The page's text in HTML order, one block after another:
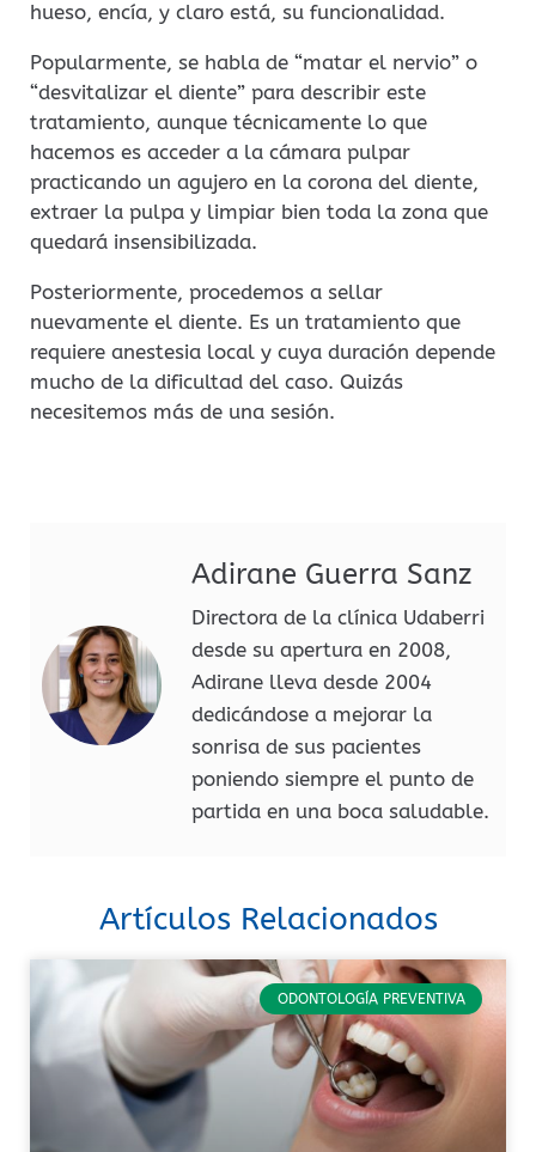
hueso, encía, y claro está, su funcionalidad.
Popularmente, se habla de “matar el nervio” o
“desvitalizar el diente” para describir este
tratamiento, aunque técnicamente lo que
hacemos es acceder a la cámara pulpar
practicando un agujero en la corona del diente,
extraer la pulpa y limpiar bien toda la zona que
quedará insensibilizada.
Posteriormente, procedemos a sellar
nuevamente el diente. Es un tratamiento que
requiere anestesia local y cuya duración depende
mucho de la dificultad del caso. Quizás
necesitemos más de una sesión.
Adirane Guerra Sanz
Directora de la clínica Udaberri
desde su apertura en 2008,
Adirane lleva desde 2004
dedicándose a mejorar la
sonrisa de sus pacientes
poniendo siempre el punto de
partida en una boca saludable.
Artículos Relacionados
ODONTOLOGÍA PREVENTIVA